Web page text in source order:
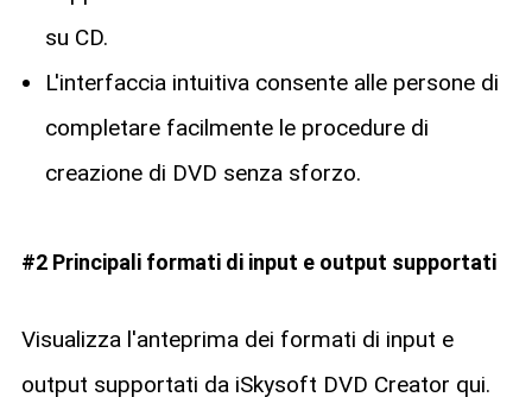
su CD.
L'interfaccia intuitiva consente alle persone di
completare facilmente le procedure di
creazione di DVD senza sforzo.
#2 Principali formati di input e output supportati
Visualizza l'anteprima dei formati di input e
output supportati da iSkysoft DVD Creator qui.